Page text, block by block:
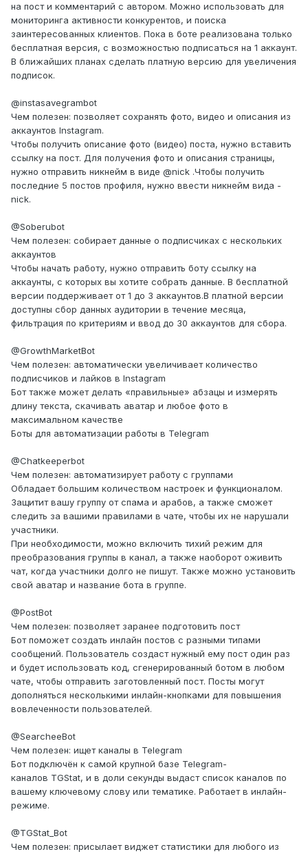
на пост и комментарий с автором. Можно использовать для
мониторинга активности конкурентов, и поиска
заинтересованных клиентов. Пока в боте реализована только
бесплатная версия, с возможностью подписаться на 1 аккаунт.
В ближайших планах сделать платную версию для увеличения
подписок.
@instasavegrambot
Чем полезен: позволяет сохранять фото, видео и описания из
аккаунтов Instagram.
Чтобы получить описание фото (видео) поста, нужно вставить
ссылку на пост. Для получения фото и описания страницы,
нужно отправить никнейм в виде @nick .Чтобы получить
последние 5 постов профиля, нужно ввести никнейм вида -
nick.
@Soberubot
Чем полезен: собирает данные о подписчиках с нескольких
аккаунтов
Чтобы начать работу, нужно отправить боту ссылку на
аккаунты, с которых вы хотите собрать данные. В бесплатной
версии поддерживает от 1 до 3 аккаунтов.В платной версии
доступны сбор данных аудитории в течение месяца,
фильтрация по критериям и ввод до 30 аккаунтов для сбора.
@GrowthMarketBot
Чем полезен: автоматически увеличивает количество
подписчиков и лайков в Instagram
Бот также может делать «правильные» абзацы и измерять
длину текста, скачивать аватар и любое фото в
максимальном качестве
Боты для автоматизации работы в Telegram
@Chatkeeperbot
Чем полезен: автоматизирует работу с группами
Обладает большим количеством настроек и функционалом.
Защитит вашу группу от спама и арабов, а также сможет
следить за вашими правилами в чате, чтобы их не нарушали
участники.
При необходимости, можно включить тихий режим для
преобразования группы в канал, а также наоборот оживить
чат, когда участники долго не пишут. Также можно установить
свой аватар и название бота в группе.
@PostBot
Чем полезен: позволяет заранее подготовить пост
Бот поможет создать инлайн постов с разными типами
сообщений. Пользователь создаст нужный ему пост один раз
и будет использовать код, сгенерированный ботом в любом
чате, чтобы отправить заготовленный пост. Посты могут
дополняться несколькими инлайн-кнопками для повышения
вовлеченности пользователей.
@SearcheeBot
Чем полезен: ищет каналы в Telegram
Бот подключён к самой крупной базе Telegram-
каналов TGStat, и в доли секунды выдаст список каналов по
вашему ключевому слову или тематике. Работает в инлайн-
режиме.
@TGStat_Bot
Чем полезен: присылает виджет статистики для любого из